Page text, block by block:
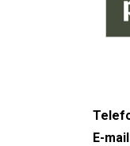
E-